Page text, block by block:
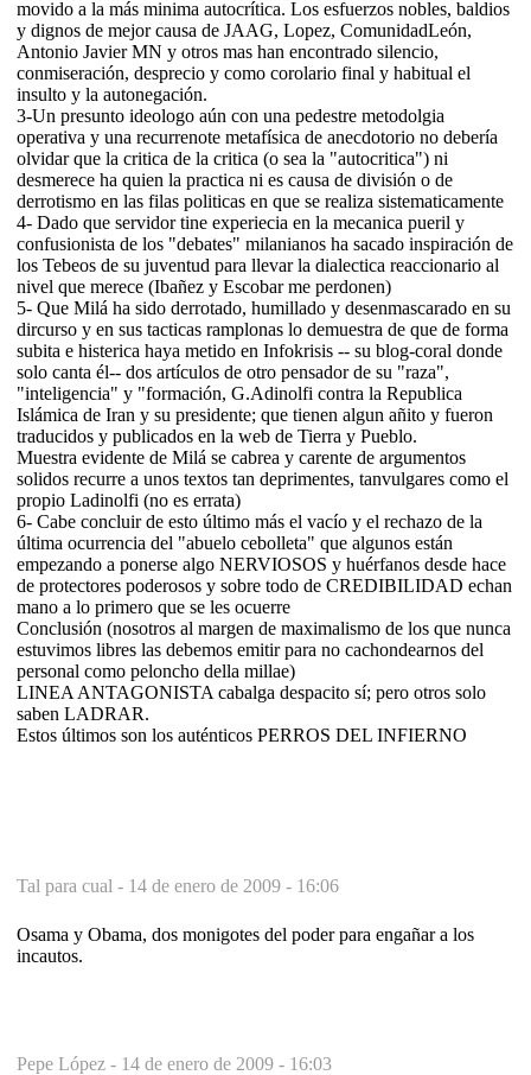
movido a la más minima autocrítica. Los esfuerzos nobles, baldios
y dignos de mejor causa de JAAG, Lopez, ComunidadLeón,
Antonio Javier MN y otros mas han encontrado silencio,
conmiseración, desprecio y como corolario final y habitual el
insulto y la autonegación.
3-Un presunto ideologo aún con una pedestre metodolgia
operativa y una recurrenote metafísica de anecdotorio no debería
olvidar que la critica de la critica (o sea la "autocritica") ni
desmerece ha quien la practica ni es causa de división o de
derrotismo en las filas politicas en que se realiza sistematicamente
4- Dado que servidor tine experiecia en la mecanica pueril y
confusionista de los "debates" milanianos ha sacado inspiración de
los Tebeos de su juventud para llevar la dialectica reaccionario al
nivel que merece (Ibañez y Escobar me perdonen)
5- Que Milá ha sido derrotado, humillado y desenmascarado en su
dircurso y en sus tacticas ramplonas lo demuestra de que de forma
subita e histerica haya metido en Infokrisis -- su blog-coral donde
solo canta él-- dos artículos de otro pensador de su "raza",
"inteligencia" y "formación, G.Adinolfi contra la Republica
Islámica de Iran y su presidente; que tienen algun añito y fueron
traducidos y publicados en la web de Tierra y Pueblo.
Muestra evidente de Milá se cabrea y carente de argumentos
solidos recurre a unos textos tan deprimentes, tanvulgares como el
propio Ladinolfi (no es errata)
6- Cabe concluir de esto último más el vacío y el rechazo de la
última ocurrencia del "abuelo cebolleta" que algunos están
empezando a ponerse algo NERVIOSOS y huérfanos desde hace
de protectores poderosos y sobre todo de CREDIBILIDAD echan
mano a lo primero que se les ocuerre
Conclusión (nosotros al margen de maximalismo de los que nunca
estuvimos libres las debemos emitir para no cachondearnos del
personal como peloncho della millae)
LINEA ANTAGONISTA cabalga despacito sí; pero otros solo
saben LADRAR.
Estos últimos son los auténticos PERROS DEL INFIERNO
Tal para cual - 14 de enero de 2009 - 16:06
Osama y Obama, dos monigotes del poder para engañar a los
incautos.
Pepe López - 14 de enero de 2009 - 16:03